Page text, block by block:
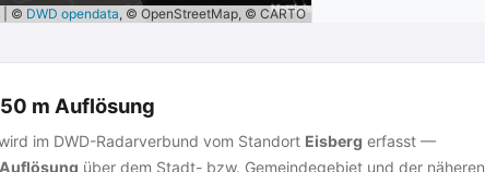
© DWD opendata, © OpenStreetMap, © CARTO
m Auflösung
im DWD-Radarverbund vom Standort Eisberg erfasst —
über dem Stadt- bzw. Gemeindegebiet und der näheren